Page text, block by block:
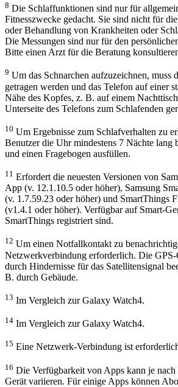
8 Die Schlaffunktionen sind nur für
Fitnesszwecke gedacht. Sie sind nicht für
oder Behandlung von Krankheiten oder
Die Messungen sind nur für den
Bitte einen Arzt für die Beratung
9 Um das Schnarchen aufzuzeichnen, muss
getragen werden und das Telefon auf einer
Nähe des Kopfes, z. B. auf einem
Unterseite des Telefons zum Schlafenden
10 Um Ergebnisse zum Schlafverhalten zu
Benutzer die Uhr mindestens 7 Nächte lang
und einen Fragebogen ausfüllen.
11 Erfordert die neuesten Versionen von
App (v. 12.1.10.5 oder höher), Samsung
(v. 1.7.59.23 oder höher) und SmartThings
(v1.4.1 oder höher). Verfügbar auf Smart-
SmartThings registriert sind.
12 Um einen Notfallkontakt zu
Netzwerkverbindung erforderlich. Die
durch Hindernisse für das Satellitensignal
B. durch Gebäude.
13 Im Vergleich zur Galaxy Watch4.
14 Im Vergleich zur Galaxy Watch4.
15 Eine Netzwerk-Verbindung ist
16 Die Verfügbarkeit von Apps kann je
Gerät variieren. Für einige Apps können